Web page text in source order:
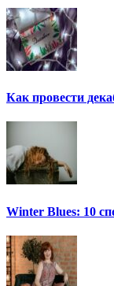
Как провести
Winter Blues: 10